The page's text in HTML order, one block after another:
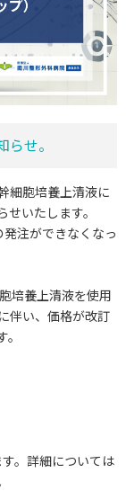
せ。
細胞培養上清液に
いたします。
注ができなくなっ
培養上清液を使用
伴い、価格が改訂
。詳細については